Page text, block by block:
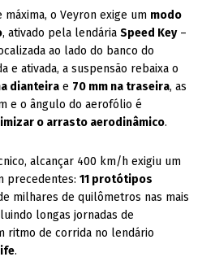
máxima, o Veyron exige um modo
, ativado pela lendáriaSpeed Key–
ao lado do banco do
e ativada, a suspensão rebaixa o
dianteira e 70 mm na traseira, as
e o ângulo do aerofólio é
o arrasto aerodinâmico.
alcançar 400 km/h exigiu um
precedentes:11 protótipos
milhares de quilômetros nas mais
longas jornadas de
ritmo de corrida no lendário
.